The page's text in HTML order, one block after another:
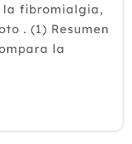
la fibromialgia,
. (1) Resumen
la